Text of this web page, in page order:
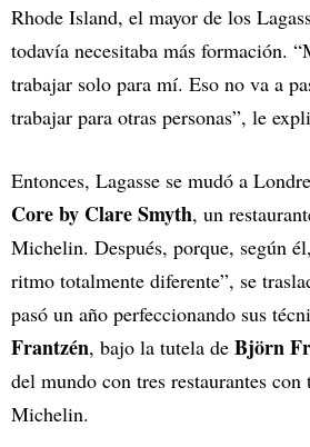
Rhode Island, el mayor de los
todavía necesitaba más formación.
trabajar solo para mí. Eso no va a
trabajar para otras personas”, le
Entonces, Lagasse se mudó a
Core by Clare Smyth, un
Michelin. Después, porque, según
ritmo totalmente diferente”, se
pasó un año perfeccionando sus
Frantzén, bajo la tutela de Björn
del mundo con tres restaurantes con
Michelin.